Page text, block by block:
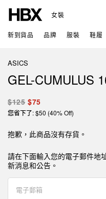
女裝
新到貨品 品牌 服裝 鞋履
ASICS
GEL-CUMULUS
$125 $75
您省下了: $50 (40% Off)
抱歉，此商品沒有存貨。
請在下面輸入您的電子郵件地
新消息和公告。